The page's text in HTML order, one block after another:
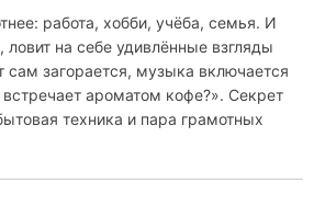
работа, хобби, учёба, семья. И
на себе удивлённые взгляды
сам загорается, музыка включается
ароматом кофе?». Секрет
техника и пара грамотных